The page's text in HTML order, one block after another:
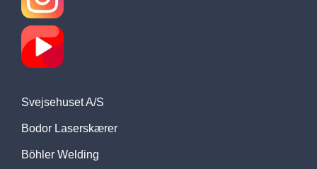
Svejsehuset A/S
Bodor Laserskærer
Böhler Welding